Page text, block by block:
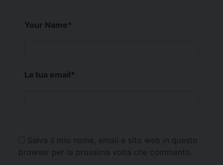
Your Name*
La tua email*
Salva il mio nome, email e sito web in questo
browser per la prossima volta che commento.